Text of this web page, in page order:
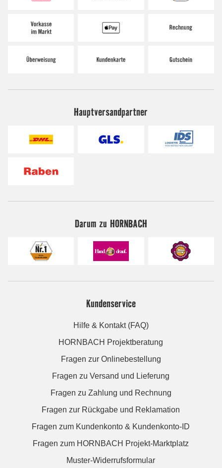
Hauptversandpartner
Darum zu HORNBACH
Kundenservice
Hilfe & Kontakt (FAQ)
HORNBACH Projektberatung
Fragen zur Onlinebestellung
Fragen zu Versand und Lieferung
Fragen zu Zahlung und Rechnung
Fragen zur Rückgabe und Reklamation
Fragen zum Kundenkonto & Kundenkonto-ID
Fragen zum HORNBACH Projekt-Marktplatz
Muster-Widerrufsformular